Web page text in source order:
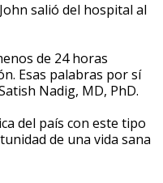
salió del hospital al
de 24 horas
Esas palabras por sí
Nadig, MD, PhD.
del país con este tipo
de una vida sana